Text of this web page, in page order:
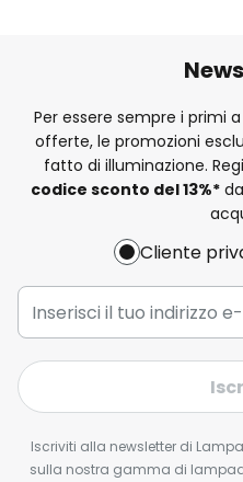
Per essere sempre i primi
offerte, le promozioni
fatto di illuminazione.
codice sconto del13%*da
Cliente
Iscriviti alla newsletter di
sulla nostra gamma di